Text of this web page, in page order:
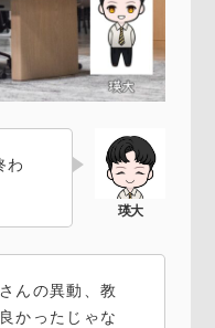
わ
んの異動、教
かったじゃな